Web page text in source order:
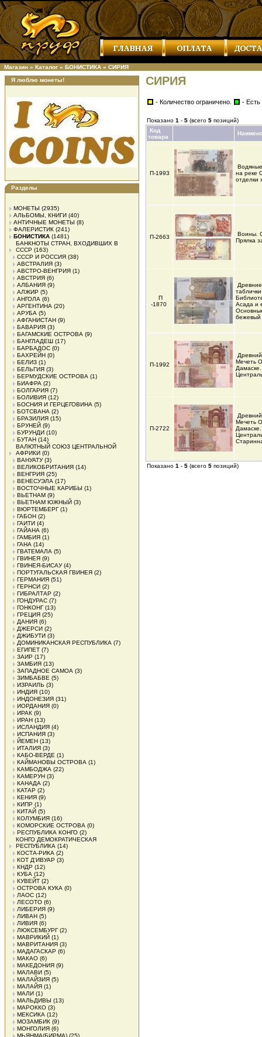
Магазин » Каталог » БОНИСТИКА » СИРИЯ
Я люблю монеты!
Разделы
МОНЕТЫ (2935)
АЛЬБОМЫ, КНИГИ (40)
АНТИЧНЫЕ МОНЕТЫ (8)
ФАЛЕРИСТИК (241)
БОНИСТИКА (1481)
БАНКНОТЫ СТРАН, ВХОДИВШИХ В
СССР (163)
СССР И РОССИЯ (38)
АВСТРАЛИЯ (3)
АВСТРО-ВЕНГРИЯ (1)
АВСТРИЯ (6)
АЛБАНИЯ (9)
АЛЖИР (5)
АНГОЛА (6)
АРГЕНТИНА (20)
АРУБА (5)
АФГАНИСТАН (9)
БАВАРИЯ (3)
БАГАМСКИЕ ОСТРОВА (9)
БАНГЛАДЕШ (17)
БАРБАДОС (0)
БАХРЕЙН (0)
БЕЛИЗ (1)
БЕЛЬГИЯ (3)
БЕРМУДСКИЕ ОСТРОВА (1)
БИАФРА (2)
БОЛГАРИЯ (7)
БОЛИВИЯ (12)
БОСНИЯ И ГЕРЦЕГОВИНА (5)
БОТСВАНА (2)
БРАЗИЛИЯ (15)
БРУНЕЙ (9)
БУРУНДИ (10)
БУТАН (14)
ВАЛЮТНЫЙ СОЮЗ ЦЕНТРАЛЬНОЙ
АФРИКИ (0)
ВАНУАТУ(3)
ВЕЛИКОБРИТАНИЯ (14)
ВЕНГРИЯ (25)
ВЕНЕСУЭЛА (17)
ВОСТОЧНЫЕ КАРИБЫ (1)
ВЬЕТНАМ (9)
ВЬЕТНАМ ЮЖНЫЙ (3)
ВЮРТЕМБЕРГ(1)
ГАБОН (2)
ГАИТИ (4)
ГАЙАНА (6)
ГАМБИЯ (1)
ГАНА (14)
ГВАТЕМАЛА (5)
ГВИНЕЯ (9)
ГВИНЕЯ-БИСАУ(4)
ПОРТУГАЛЬСКАЯ ГВИНЕЯ (2)
ГЕРМАНИЯ (51)
ГЕРНСИ (2)
ГИБРАЛТАР (2)
ГОНДУРАС (7)
ГОНКОНГ(13)
ГРЕЦИЯ (25)
ДАНИЯ (6)
ДЖЕРСИ (2)
ДЖИБУТИ (3)
ДОМИНИКАНСКАЯ РЕСПУБЛИКА (7)
ЕГИПЕТ (7)
ЗАИР (17)
ЗАМБИЯ (13)
ЗАПАДНОЕ САМОА (3)
ЗИМБАБВЕ (5)
ИЗРАИЛЬ (3)
ИНДИЯ (10)
ИНДОНЕЗИЯ (31)
ИОРДАНИЯ (0)
ИРАК (9)
ИРАН (13)
ИСЛАНДИЯ (4)
ИСПАНИЯ (3)
ЙЕМЕН (13)
ИТАЛИЯ (3)
КАБО-ВЕРДЕ (1)
КАЙМАНОВЫ ОСТРОВА (1)
КАМБОДЖА (22)
КАМЕРУН (3)
КАНАДА (2)
КАТАР (2)
КЕНИЯ (9)
КИПР (1)
КИТАЙ (5)
КОЛУМБИЯ (16)
КОМОРСКИЕ ОСТРОВА (0)
РЕСПУБЛИКА КОНГО (2)
КОНГО ДЕМОКРАТИЧЕСКАЯ
РЕСПУБЛИКА (14)
КОСТА-РИКА (2)
КОТ Д'ИВУАР (3)
КНДР (12)
КУБА (12)
КУВЕЙТ (2)
ОСТРОВА КУКА (0)
ЛАОС (12)
ЛЕСОТО (6)
ЛИБЕРИЯ (9)
ЛИВАН (5)
ЛИВИЯ (6)
ЛЮКСЕМБУРГ(2)
МАВРИКИЙ (1)
МАВРИТАНИЯ (3)
МАДАГАСКАР (6)
МАКАО (6)
МАКЕДОНИЯ (9)
МАЛАВИ (5)
МАЛАЙЗИЯ (5)
МАЛАЙЯ (1)
МАЛИ (1)
МАЛЬДИВЫ (13)
МАРОККО (3)
МЕКСИКА (12)
МОЗАМБИК (9)
МОНГОЛИЯ (6)
МЬЯНМА(БИРМА) (25)
СИРИЯ
- Количество ограничено. - Есть
Показано 1 - 5 (всего 5 позиций)
Код
товара
П-1993
на реке
отделки
П-2663
Воины.
Прялка
П
-1870
Асада и
бежевый
П-1992
Мечеть
П-2722
Мечеть
Показано 1 - 5 (всего 5 позиций)